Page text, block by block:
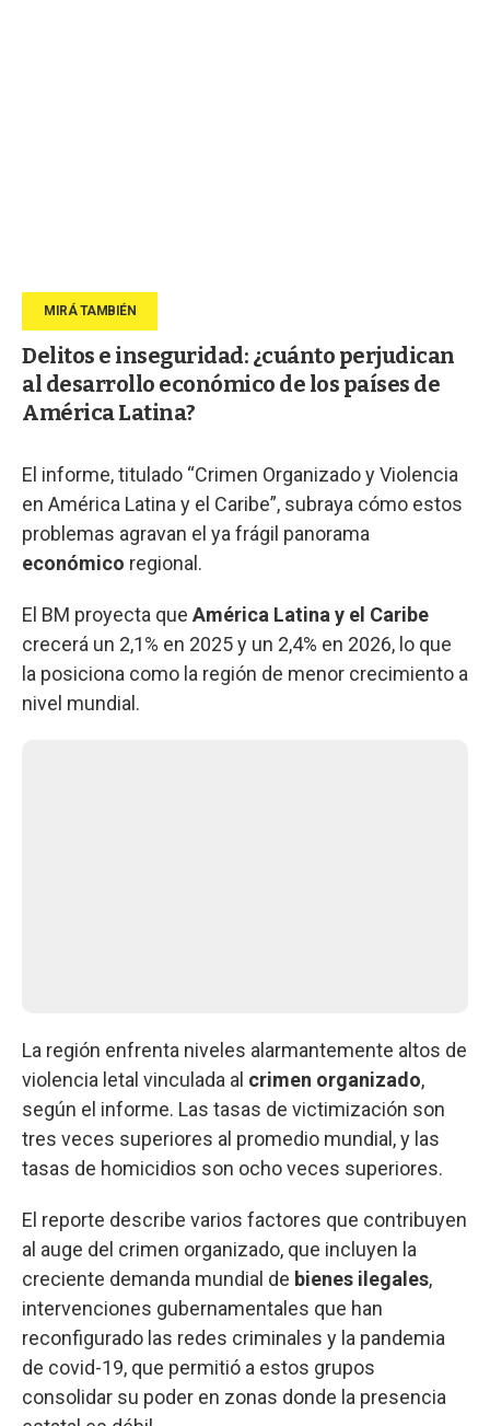
Delitos e inseguridad: ¿cuánto perjudican
al desarrollo económico de los países de
América Latina?
El informe, titulado “Crimen Organizado y Violencia
en América Latina y el Caribe”, subraya cómo estos
problemas agravan el ya frágil panorama
económico regional.
El BM proyecta que América Latina y el Caribe
crecerá un 2,1% en 2025 y un 2,4% en 2026, lo que
la posiciona como la región de menor crecimiento a
nivel mundial.
La región enfrenta niveles alarmantemente altos de
violencia letal vinculada al crimen organizado,
según el informe. Las tasas de victimización son
tres veces superiores al promedio mundial, y las
tasas de homicidios son ocho veces superiores.
El reporte describe varios factores que contribuyen
al auge del crimen organizado, que incluyen la
creciente demanda mundial de bienes ilegales,
intervenciones gubernamentales que han
reconfigurado las redes criminales y la pandemia
de covid-19, que permitió a estos grupos
consolidar su poder en zonas donde la presencia